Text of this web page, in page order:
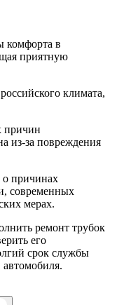
комфорта в
приятную
климата,
причин
из-за повреждения
о причинах
современных
мерах.
ремонт трубок
его
срок службы
автомобиля.